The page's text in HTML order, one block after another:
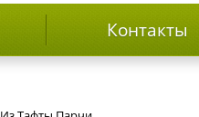
Контакты